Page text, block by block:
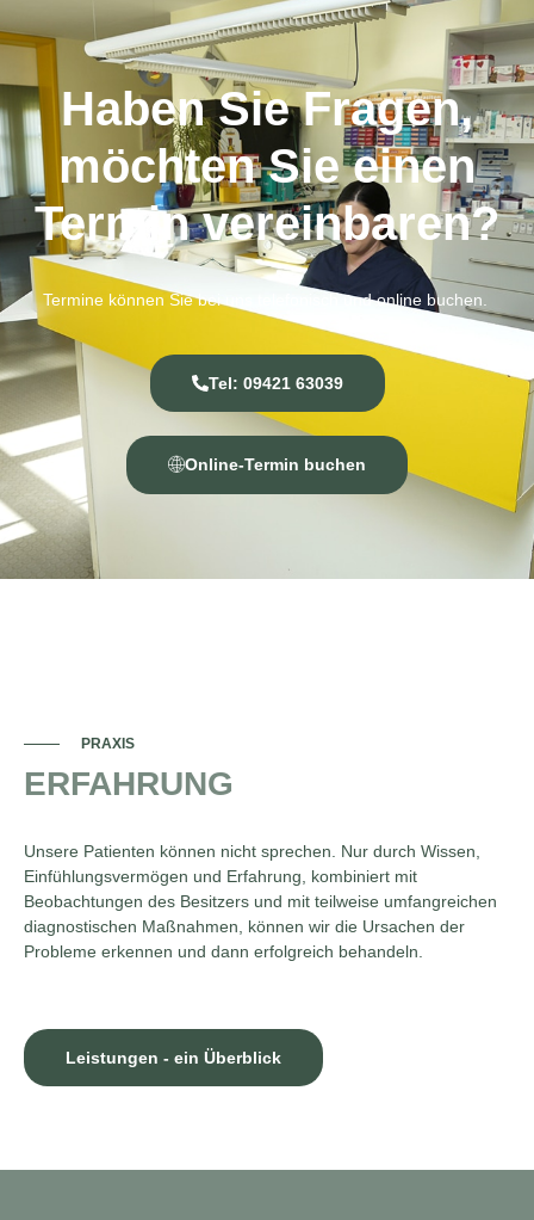
Haben Sie Fragen,
möchten Sie einen
Termin vereinbaren?
Termine können Sie bei uns telefonisch und online buchen.
Tel: 09421 63039
Online-Termin buchen
PRAXIS
ERFAHRUNG
Unsere Patienten können nicht sprechen. Nur durch Wissen,
Einfühlungsvermögen und Erfahrung, kombiniert mit
Beobachtungen des Besitzers und mit teilweise umfangreichen
diagnostischen Maßnahmen, können wir die Ursachen der
Probleme erkennen und dann erfolgreich behandeln.
Leistungen - ein Überblick